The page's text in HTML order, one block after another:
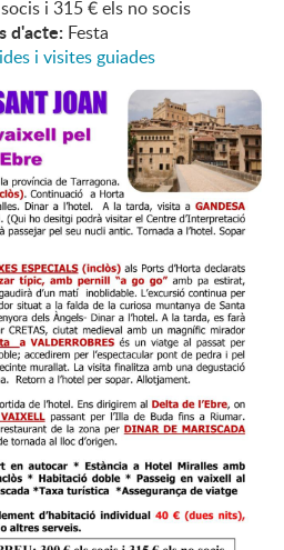
i 315 € els no socis
d'acte: Festa
i visites guiades